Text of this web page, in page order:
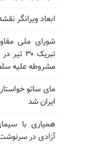
ابعاد ویرانگر
شورای ملی
تبریک
مشروطه علیه
مای ساتو
ایران شد
همیاری با
آزادی در